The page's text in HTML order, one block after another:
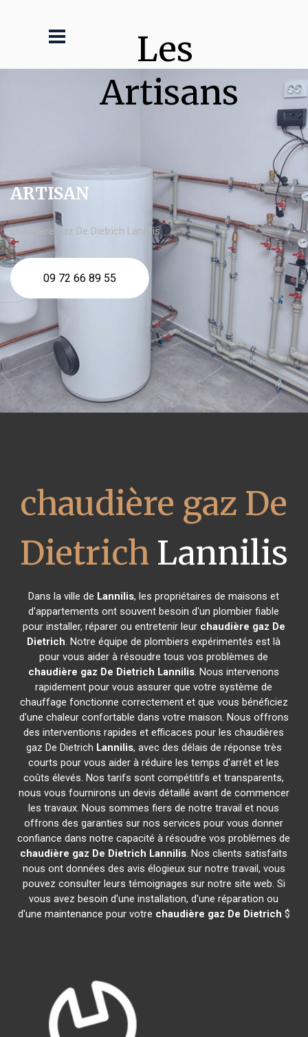
Les
Artisans
ARTISAN
chaudière gaz De Dietrich Lannilis
09 72 66 89 55
chaudière gaz De
Dietrich Lannilis
Dans la ville de Lannilis, les propriétaires de maisons et
d'appartements ont souvent besoin d'un plombier fiable
pour installer, réparer ou entretenir leur chaudière gaz De
Dietrich. Notre équipe de plombiers expérimentés est là
pour vous aider à résoudre tous vos problèmes de
chaudière gaz De Dietrich Lannilis. Nous intervenons
rapidement pour vous assurer que votre système de
chauffage fonctionne correctement et que vous bénéficiez
d'une chaleur confortable dans votre maison. Nous offrons
des interventions rapides et efficaces pour les chaudières
gaz De Dietrich Lannilis, avec des délais de réponse très
courts pour vous aider à réduire les temps d'arrêt et les
coûts élevés. Nos tarifs sont compétitifs et transparents,
nous vous fournirons un devis détaillé avant de commencer
les travaux. Nous sommes fiers de notre travail et nous
offrons des garanties sur nos services pour vous donner
confiance dans notre capacité à résoudre vos problèmes de
chaudière gaz De Dietrich Lannilis. Nos clients satisfaits
nous ont données des avis élogieux sur notre travail, vous
pouvez consulter leurs témoignages sur notre site web. Si
vous avez besoin d'une installation, d'une réparation ou
d'une maintenance pour votre chaudière gaz De Dietrich $